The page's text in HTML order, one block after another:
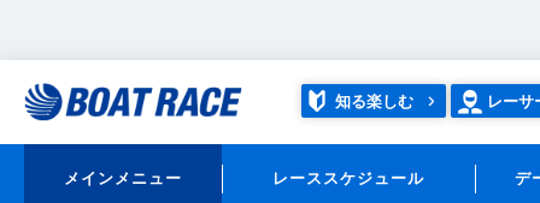
知る楽しむ レーサ
メインメニュー レーススケジュール デ